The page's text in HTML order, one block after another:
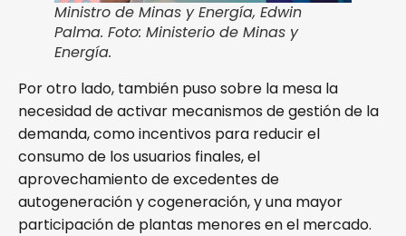
Ministro de Minas y Energía, Edwin
Palma. Foto: Ministerio de Minas y
Energía.
Por otro lado, también puso sobre la mesa la
necesidad de activar mecanismos de gestión de la
demanda, como incentivos para reducir el
consumo de los usuarios finales, el
aprovechamiento de excedentes de
autogeneración y cogeneración, y una mayor
participación de plantas menores en el mercado.